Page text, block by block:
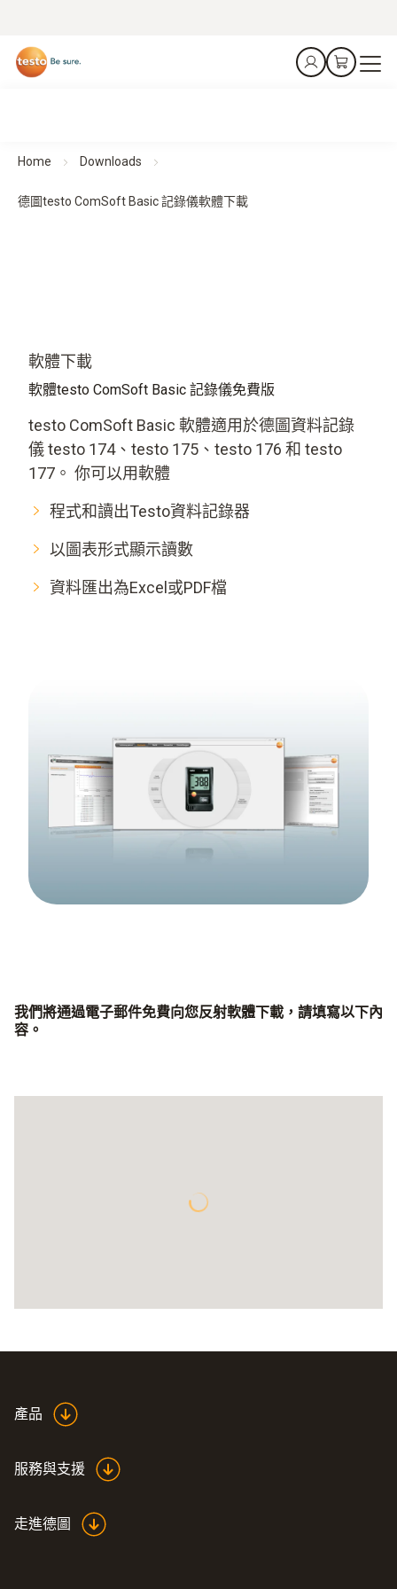
Home Downloads
德圖testo ComSoft Basic 記錄儀軟體下載
軟體下載
軟體testo ComSoft Basic 記錄儀免費版
testo ComSoft Basic 軟體適用於德圖資料記錄
儀 testo 174、testo 175、testo 176 和 testo
177。 你可以用軟體
程式和讀出Testo資料記錄器
以圖表形式顯示讀數
資料匯出為Excel或PDF檔
我們將通過電子郵件免費向您反射軟體下載，請填寫以下內
容。
產品
服務與支援
走進德圖